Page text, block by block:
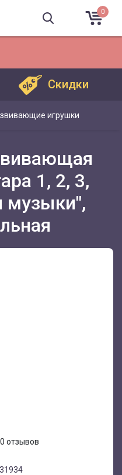
0
Скидки
игрушки
1, 2, 3,
музыки",
0 отзывов
31934